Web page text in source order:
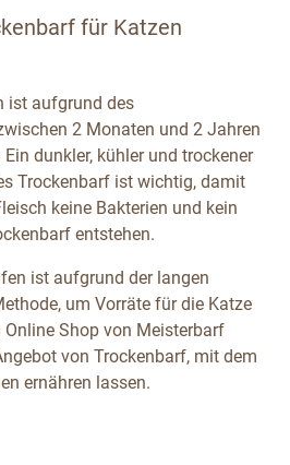
für Katzen
ist aufgrund des
2 Monaten und 2 Jahren
dunkler, kühler und trockener
Trockenbarf ist wichtig, damit
keine Bakterien und kein
entstehen.
ist aufgrund der langen
um Vorräte für die Katze
Online Shop von Meisterbarf
von Trockenbarf, mit dem
ernähren lassen.